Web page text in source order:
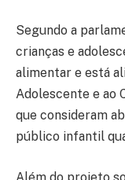
Segundo a
crianças e
alimentar e está
Adolescente e ao
que consideram
público infantil